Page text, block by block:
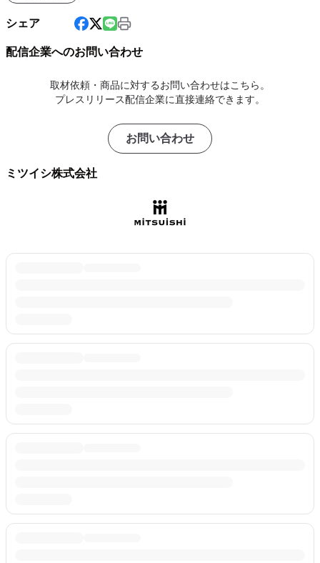
シェア
配信企業へのお問い合わせ
取材依頼・商品に対するお問い合わせはこちら。
プレスリリース配信企業に直接連絡できます。
お問い合わせ
ミツイシ株式会社